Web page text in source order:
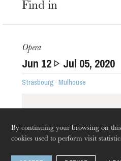
By continuing your browsing on
cookies used to perform visit
Find in
Opera
Jun 12 Jul 05, 2020
Strasbourg · Mulhouse